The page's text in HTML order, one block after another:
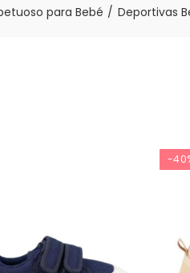
para Bebé Deportivas
-